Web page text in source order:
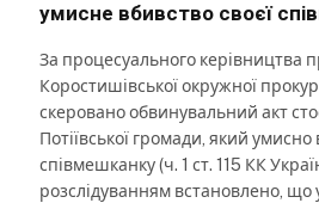
умисне вбивство своєї
За процесуального керівництва
Коростишівської окружної
скеровано обвинувальний акт
Потіївської громади, який
співмешканку (ч. 1 ст. 115 КК
розслідуванням встановлено, що